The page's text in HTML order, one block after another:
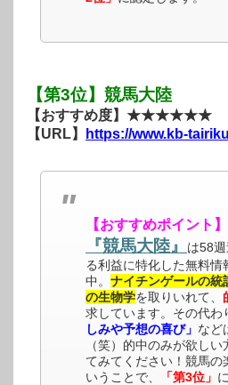
【第3位】競馬大陸
【おすすめ度】★★★★★★
【URL】
https://www.kb-
【おすすめポイント】
『競馬大陸』
は58
る利益に特化した無料情
中。 ナイチンゲールの統
の生物学を取りいれて、
求しています。その代わ
しみや予想の喜び」 など
（笑）的中のみが欲し
てみてください！競馬の
いうことで、
「第3位」